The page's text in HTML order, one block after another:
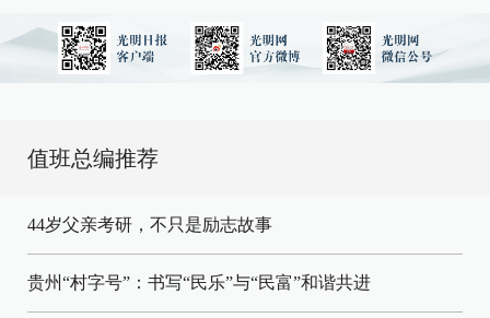
值班总编推荐
44岁父亲考研，不只是励志故事
贵州“村字号”：书写“民乐”与“民富”和谐共进